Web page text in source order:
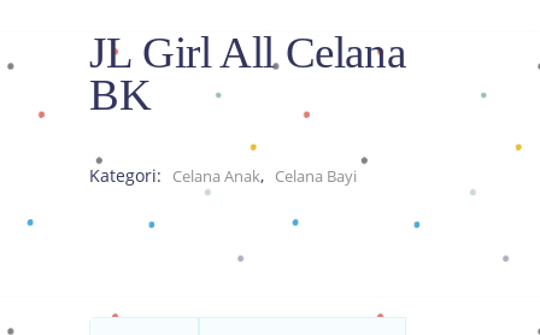
JL Girl All Celana
BK
Kategori: Celana Anak, Celana Bayi